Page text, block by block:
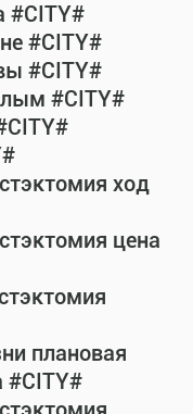
#CITY#
#CITY#
#CITY#
#CITY#
ход
цена
плановая
#CITY#